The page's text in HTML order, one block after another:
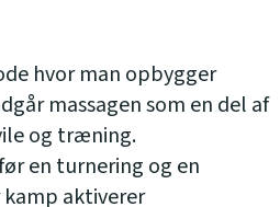
hvor man opbygger
massagen som en del af
og træning.
en turnering og en
kamp aktiverer